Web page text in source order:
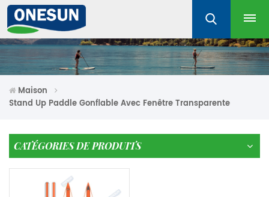
Maison
Stand Up Paddle Gonflable Avec Fenêtre Transparente
CATÉGORIES DE PRODUITS